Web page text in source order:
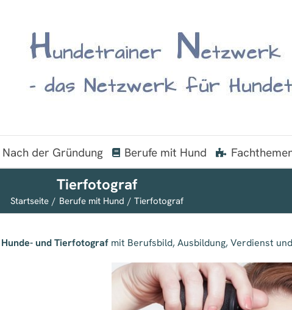
Nach der Gründung Berufe mit Hund
Tierfotograf
Startseite Berufe mit Hund Tierfotograf
Hunde- und Tierfotograf mit Berufsbild, Ausbildung, Verdienst